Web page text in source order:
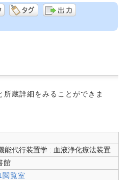
蔵詳細をみることができま
能代行装置学 : 血液浄化療法装置
館
閲覧室